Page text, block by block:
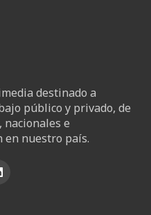
destinado a
público y privado, de
nacionales e
en nuestro país.